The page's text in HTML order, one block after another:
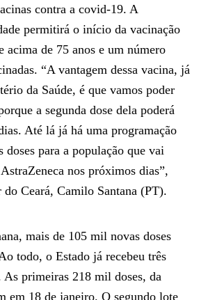
contra a covid-19. A
permitirá o início da vacinação
acima de 75 anos e um número
“A vantagem dessa vacina, já
da Saúde, é que vamos poder
a segunda dose dela poderá
Até lá já há uma programação
doses para a população que vai
nos próximos dias”,
Ceará, Camilo Santana (PT).
mais de 105 mil novas doses
todo, o Estado já recebeu três
As primeiras 218 mil doses, da
em 18 de janeiro. O segundo lote